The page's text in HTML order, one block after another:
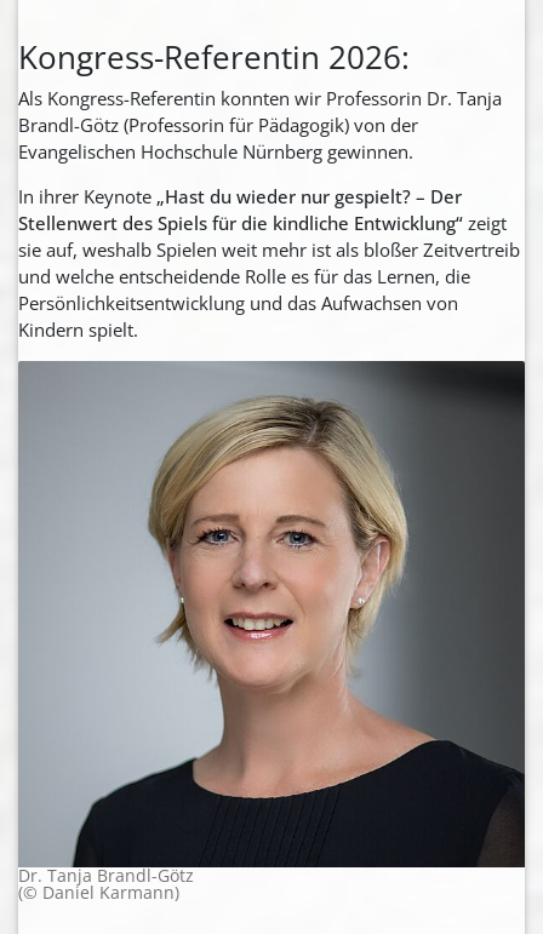
Kongress-Referentin 2026:
Als Kongress-Referentin konnten wir Professorin Dr. Tanja
Brandl-Götz (Professorin für Pädagogik) von der
Evangelischen Hochschule Nürnberg gewinnen.
In ihrer Keynote „Hast du wieder nur gespielt? – Der
Stellenwert des Spiels für die kindliche Entwicklung“ zeigt
sie auf, weshalb Spielen weit mehr ist als bloßer Zeitvertreib
und welche entscheidende Rolle es für das Lernen, die
Persönlichkeitsentwicklung und das Aufwachsen von
Kindern spielt.
Dr. Tanja Brandl-Götz
(© Daniel Karmann)